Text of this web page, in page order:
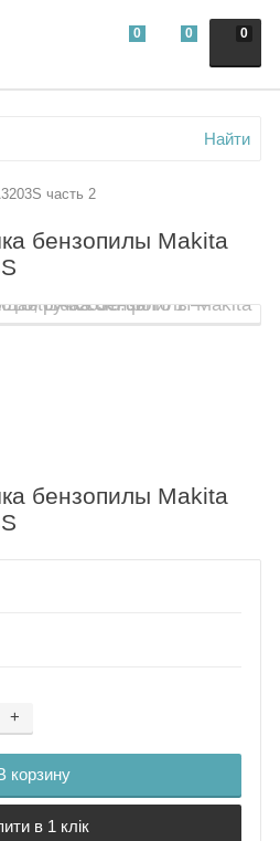
0
0 0
Найти
часть 2
бензопилы Makita
бензопилы Makita
+
корзину
в 1 клік